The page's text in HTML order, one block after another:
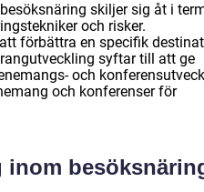
skiljer sig åt i
och risker.
förbättra en specifik
syftar till att ge
och
och konferenser för
inom